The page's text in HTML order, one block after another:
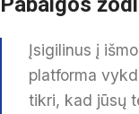
Įsigilinus į
platforma
tikri, kad jūsų